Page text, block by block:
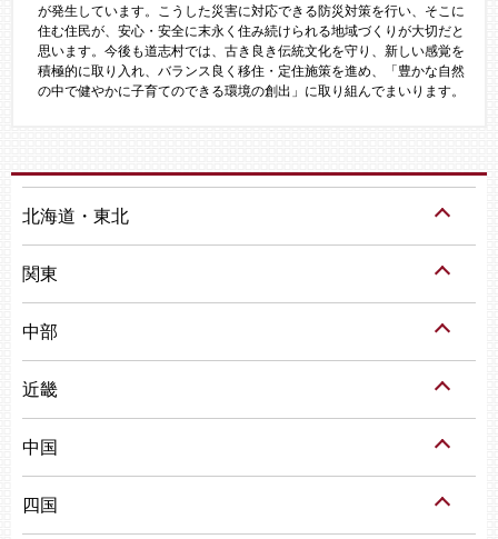
が発生しています。こうした災害に対応できる防災対策を行い、そこに
住む住民が、安心・安全に末永く住み続けられる地域づくりが大切だと
思います。今後も道志村では、古き良き伝統文化を守り、新しい感覚を
積極的に取り入れ、バランス良く移住・定住施策を進め、「豊かな自然
の中で健やかに子育てのできる環境の創出」に取り組んでまいります。
北海道・東北
関東
中部
近畿
中国
四国